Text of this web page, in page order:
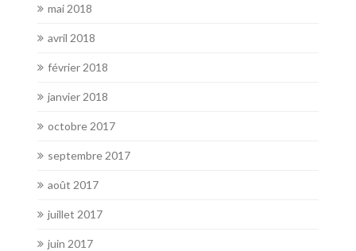
mai 2018
avril 2018
février 2018
janvier 2018
octobre 2017
septembre 2017
août 2017
juillet 2017
juin 2017